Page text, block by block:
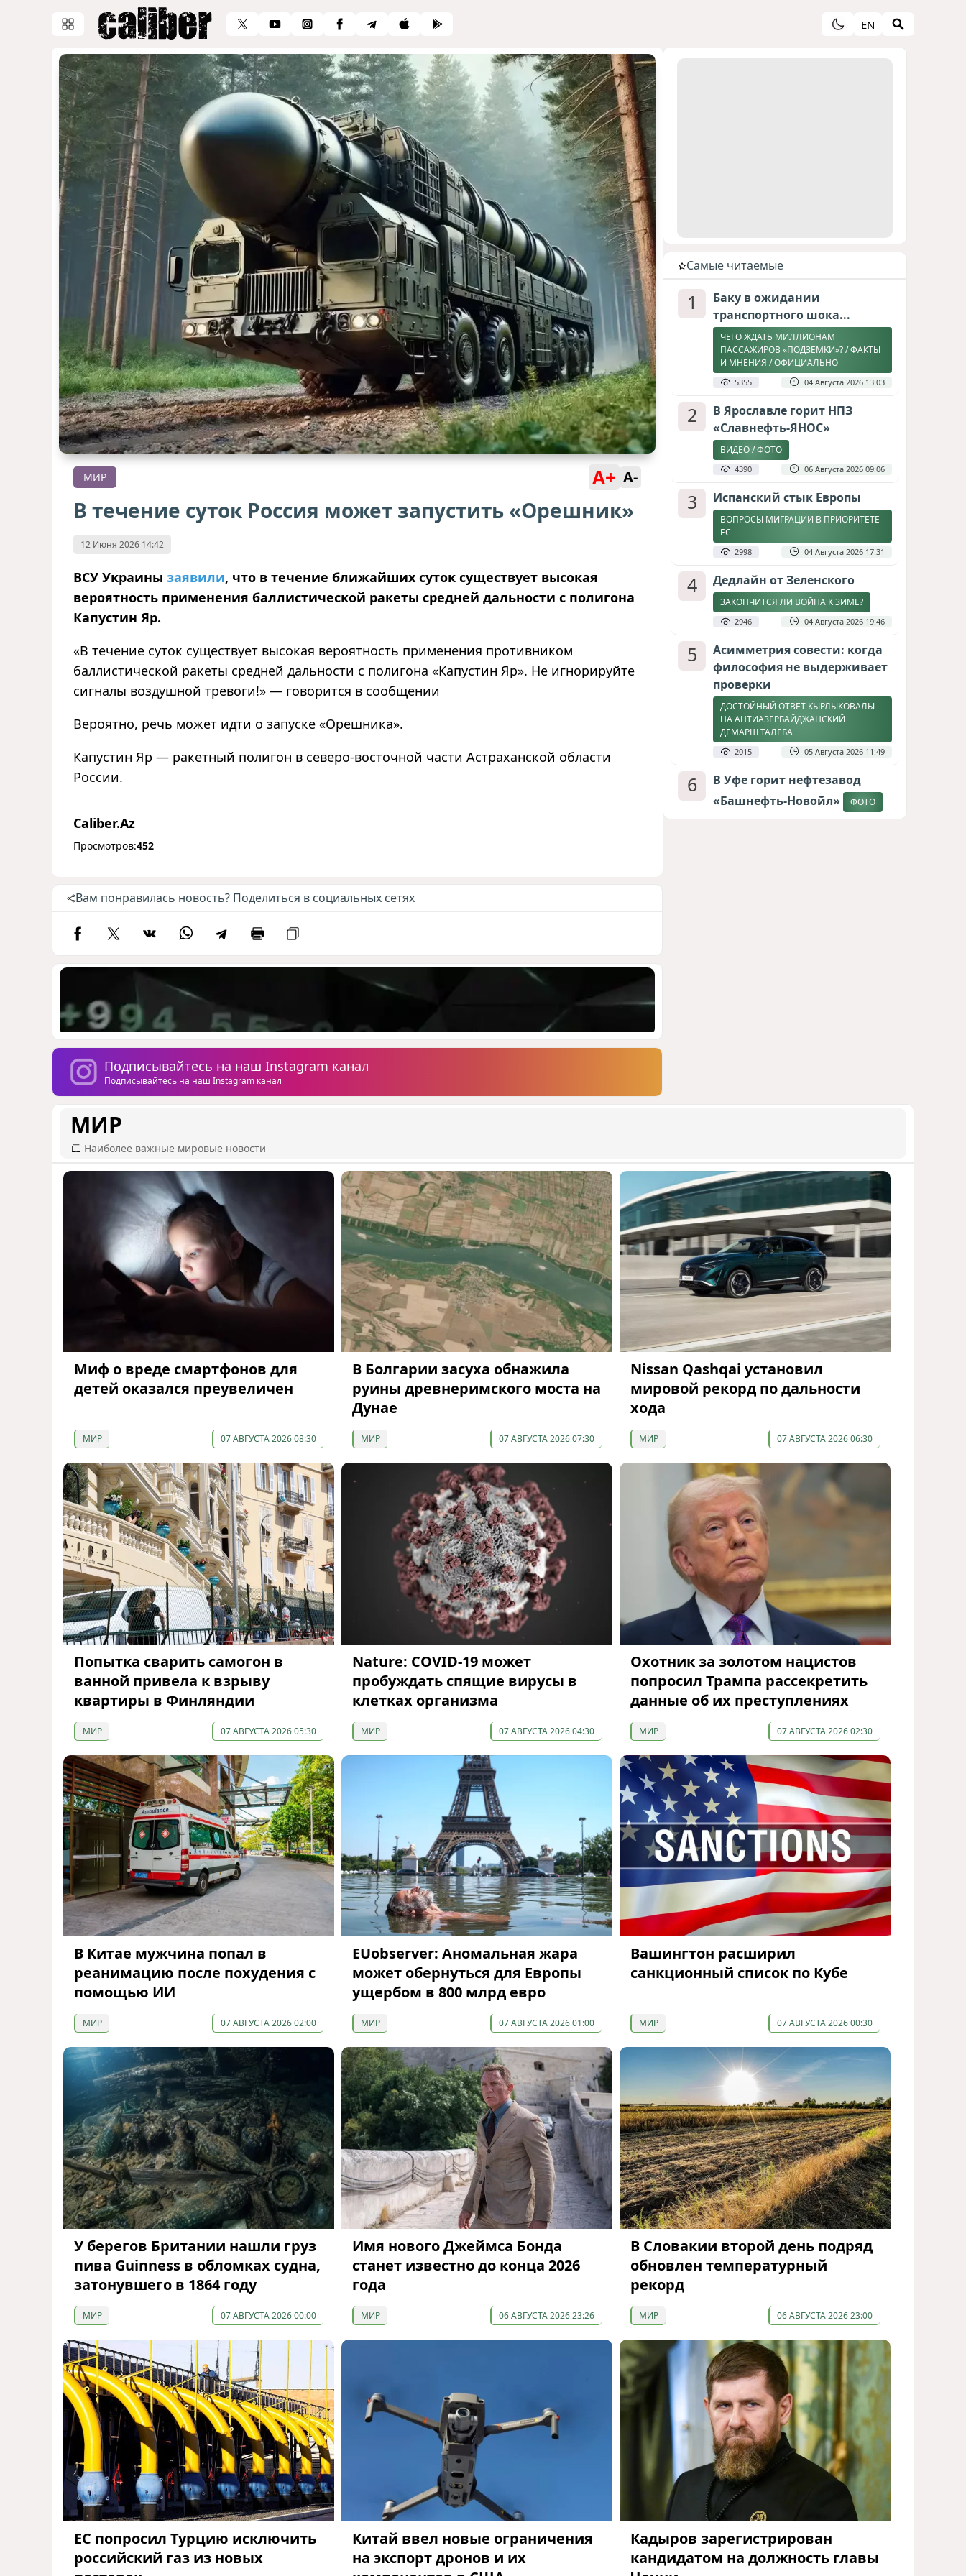
EN
МИР A+ A-
В течение суток Россия может запустить «Орешник»
12 Июня 2026 14:42
ВСУ Украины заявили, что в течение ближайших суток существует высокая
вероятность применения баллистической ракеты средней дальности с полигона
Капустин Яр.
«В течение суток существует высокая вероятность применения противником
баллистической ракеты средней дальности с полигона «Капустин Яр». Не игнорируйте
сигналы воздушной тревоги!» — говорится в сообщении
Вероятно, речь может идти о запуске «Орешника».
Капустин Яр — ракетный полигон в северо-восточной части Астраханской области
России.
Caliber.Az
Просмотров:452
Вам понравилась новость? Поделиться в социальных сетях
Подписывайтесь на наш Instagram канал
Подписывайтесь на наш Instagram канал
Cамые читаемые
1
Баку в ожидании
транспортного шока...
ЧЕГО ЖДАТЬ МИЛЛИОНАМ
ПАССАЖИРОВ «ПОДЗЕМКИ»? / ФАКТЫ
И МНЕНИЯ / ОФИЦИАЛЬНО
5355 04 Августа 2026 13:03
2
В Ярославле горит НПЗ
«Славнефть-ЯНОС»
ВИДЕО / ФОТО
4390 06 Августа 2026 09:06
3 Испанский стык Европы
ВОПРОСЫ МИГРАЦИИ В ПРИОРИТЕТЕ
ЕС
2998 04 Августа 2026 17:31
4 Дедлайн от Зеленского
ЗАКОНЧИТСЯ ЛИ ВОЙНА К ЗИМЕ?
2946 04 Августа 2026 19:46
5
Асимметрия совести: когда
философия не выдерживает
проверки
ДОСТОЙНЫЙ ОТВЕТ КЫРЛЫКОВАЛЫ
НА АНТИАЗЕРБАЙДЖАНСКИЙ
ДЕМАРШ ТАЛЕБА
2015 05 Августа 2026 11:49
6
В Уфе горит нефтезавод
«Башнефть-Новойл»
ФОТО
ТАКАЯ ВОТ КАРТИНА, НЕВЕСЕЛАЯ. КАК
ДЛЯ ДЕЙСТВУЮЩИХ ЛИЦ, ТАК И ДЛЯ
1122 05 Августа 2026 10:15
МИР
Наиболее важные мировые новости
Миф о вреде смартфонов для
детей оказался преувеличен
МИР 07 АВГУСТА 2026 08:30
В Болгарии засуха обнажила
руины древнеримского моста на
Дунае
МИР 07 АВГУСТА 2026 07:30
Nissan Qashqai установил
мировой рекорд по дальности
хода
МИР 07 АВГУСТА 2026 06:30
Попытка сварить самогон в
ванной привела к взрыву
квартиры в Финляндии
МИР 07 АВГУСТА 2026 05:30
Nature: COVID-19 может
пробуждать спящие вирусы в
клетках организма
МИР 07 АВГУСТА 2026 04:30
Охотник за золотом нацистов
попросил Трампа рассекретить
данные об их преступлениях
МИР 07 АВГУСТА 2026 02:30
В Китае мужчина попал в
реанимацию после похудения с
помощью ИИ
МИР 07 АВГУСТА 2026 02:00
EUobserver: Аномальная жара
может обернуться для Европы
ущербом в 800 млрд евро
МИР 07 АВГУСТА 2026 01:00
Вашингтон расширил
санкционный список по Кубе
МИР 07 АВГУСТА 2026 00:30
У берегов Британии нашли груз
пива Guinness в обломках судна,
затонувшего в 1864 году
МИР 07 АВГУСТА 2026 00:00
Имя нового Джеймса Бонда
станет известно до конца 2026
года
МИР 06 АВГУСТА 2026 23:26
В Словакии второй день подряд
обновлен температурный
рекорд
МИР 06 АВГУСТА 2026 23:00
ЕС попросил Турцию исключить
российский газ из новых
Китай ввел новые ограничения
на экспорт дронов и их
Кадыров зарегистрирован
кандидатом на должность главы